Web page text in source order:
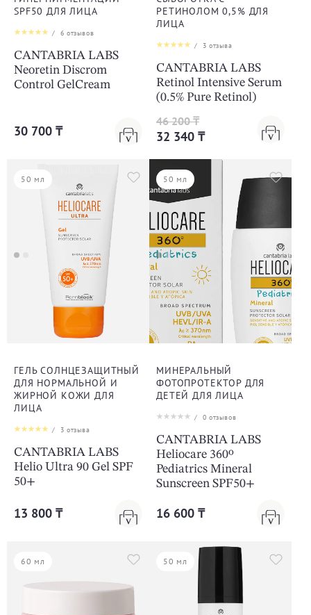
SPF50 ДЛЯ ЛИЦА
/ 6 отзывов
CANTABRIA LABS
Neoretin Discrom
Control GelCream
30 700 ₸
РЕТИНОЛОМ 0,5% ДЛЯ
ЛИЦА
/ 3 отзыва
CANTABRIA LABS
Retinol Intensive Serum
(0.5% Pure Retinol)
46 200 ₸
32 340 ₸
50 мл
ГЕЛЬ СОЛНЦЕЗАЩИТНЫЙ
ДЛЯ НОРМАЛЬНОЙ И
ЖИРНОЙ КОЖИ ДЛЯ
ЛИЦА
/ 3 отзыва
CANTABRIA LABS
Helio Ultra 90 Gel SPF
50+
13 800 ₸
50 мл
МИНЕРАЛЬНЫЙ
ФОТОПРОТЕКТОР ДЛЯ
ДЕТЕЙ ДЛЯ ЛИЦА
/ 0 отзывов
CANTABRIA LABS
Heliocare 360º
Pediatrics Mineral
Sunscreen SPF50+
16 600 ₸
60 мл 50 мл